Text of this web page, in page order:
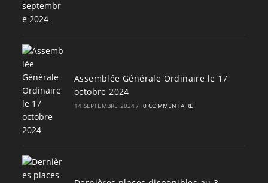
Assemblée Générale Ordinaire le 17
octobre 2024
14 SEPTEMBRE 2024 / 0 COMMENTAIRE